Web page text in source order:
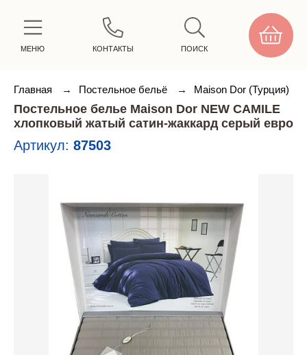
МЕНЮ КОНТАКТЫ ПОИСК
Главная → Постельное бельё → Maison Dor (Турция)
Постельное белье Maison Dor NEW CAMILE
хлопковый жатый сатин-жаккард серый евро
Артикул: 87503